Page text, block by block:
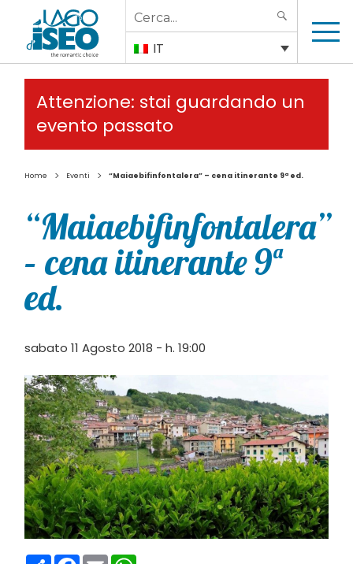
Search
for:
IT
Attenzione: stai guardando un
evento passato
Home > Eventi > “Maiaebifinfontalera” – cena itinerante 9ª ed.
“Maiaebifinfontalera”
– cena itinerante 9ª
ed.
sabato 11 Agosto 2018 - h. 19:00